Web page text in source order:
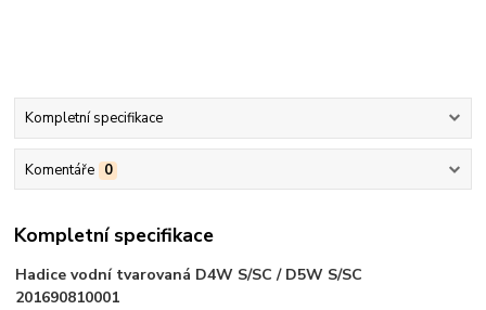
Kompletní specifikace
Komentáře 0
Kompletní specifikace
Hadice vodní tvarovaná D4W S/SC / D5W S/SC
201690810001